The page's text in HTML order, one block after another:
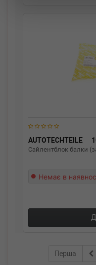
AUTOTECHTEILE
Сайлентблок балки
Немає в
Перша